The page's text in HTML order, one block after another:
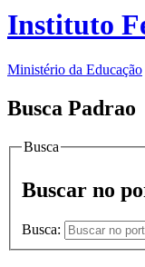
Instituto
Ministério da Educação
Busca Padrao
Busca
Buscar no
Busca: